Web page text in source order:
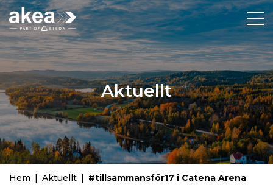
Aktuellt
Hem | Aktuellt | #tillsammansför17 i Catena Arena